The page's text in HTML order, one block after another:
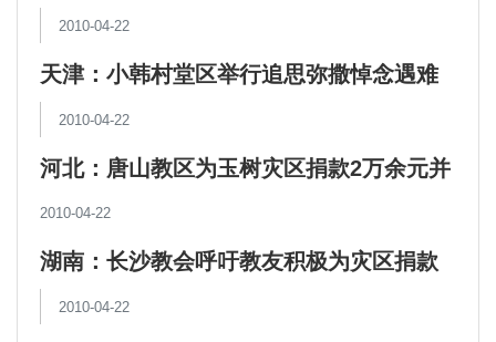
树灾区同胞祈祷
2010-04-22
天津：小韩村堂区举行追思弥撒悼念遇难
同胞
2010-04-22
河北：唐山教区为玉树灾区捐款2万余元并
2010-04-22
湖南：长沙教会呼吁教友积极为灾区捐款
献血
2010-04-22